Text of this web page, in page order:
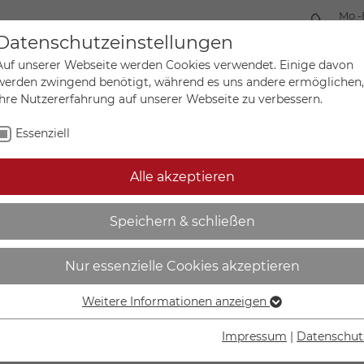
Mein
Sonderanfertigungen
|
IN DEN
Lieferzeit
unserer Webseite werden Cookies verwendet. Einige davon
zwingend benötigt, während es uns andere ermöglichen,
Nutzererfahrung auf unserer Webseite zu verbessern.
Essenziell
Alle akzeptieren
Speichern & schließen
Nur essenzielle Cookies akzeptieren
Essenzielle Cookies werden für grundlegende Funktionen der
Weitere Informationen anzeigen
Impressum